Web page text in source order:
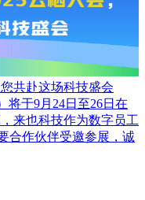
共赴这场科技盛会
将于9月24日至26日在
来也科技作为数字员工
合作伙伴受邀参展，诚